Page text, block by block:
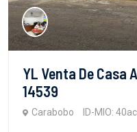
YL Venta De Casa
14539
Carabobo ID-MIO: 40ac